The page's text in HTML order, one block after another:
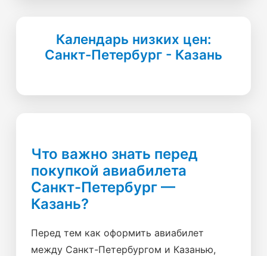
Календарь низких цен:
Санкт-Петербург - Казань
Что важно знать перед
покупкой авиабилета
Санкт-Петербург —
Казань?
Перед тем как оформить авиабилет
между Санкт-Петербургом и Казанью,